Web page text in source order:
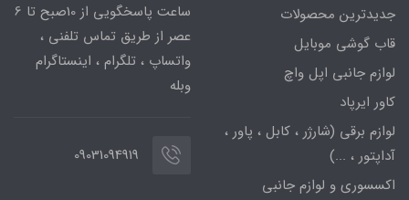
جدیدترین محصولات
قاب گوشی موبایل
لوازم جانبی اپل واچ
کاور ایرپاد
لوازم برقی (شارژر ، کابل ، پاور ،
آداپتور ، ...)
اکسسوری و لوازم جانبی
ساعت پاسخگویی از 10صبح تا 6
عصر از طریق تماس تلفنی ،
واتساپ ، تلگرام ، اینستاگرام
وبله
09031094919